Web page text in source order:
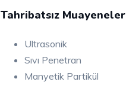
Tahribatsız Muayeneler
Ultrasonik
Sıvı Penetran
Manyetik Partikül